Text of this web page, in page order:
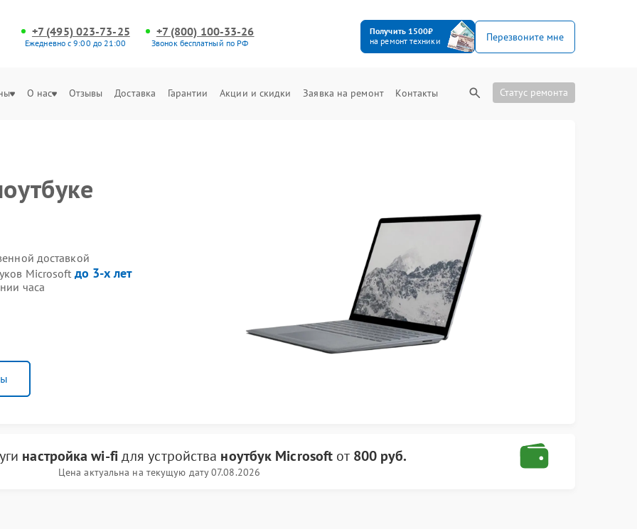
+7 (495) 023-73-25
Ежедневно с 9:00 до 21:00
+7 (800) 100-33-26
Звонок бесплатный по РФ
Получить 1500₽
на ремонт техники
Перезвоните мне
О нас Отзывы Доставка Гарантии Акции и скидки Заявка на ремонт Контакты Статус ремонта
доставкой
Microsoft до 3-х лет
часа
настройка wi-fiдля устройства ноутбук Microsoft от 800 руб.
Цена актуальна на текущую дату 07.08.2026